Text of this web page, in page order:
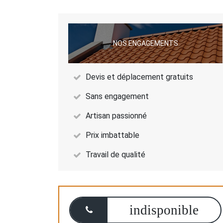
NOS ENGAGEMENTS
Devis et déplacement gratuits
Sans engagement
Artisan passionné
Prix imbattable
Travail de qualité
indisponible